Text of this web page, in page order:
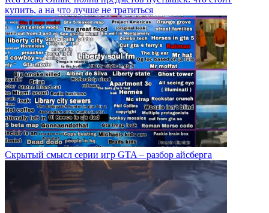
купить, а на что лучше не тратиться
Скрытый смысл серии игр GTA – разбор айсберга